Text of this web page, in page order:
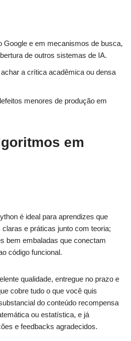
Google e em mecanismos de busca,
de outros sistemas de IA.
a crítica acadêmica ou densa
menores de produção em
em
é ideal para aprendizes que
e práticas junto com teoria;
bem embaladas que conectam
código funcional.
qualidade, entregue no prazo e
cobre tudo o que você quis
do conteúdo recompensa
ou estatística, e já
e feedbacks agradecidos.